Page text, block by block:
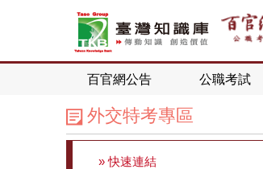
百官網公告 公職考試
外交特考專區
» 快速連結